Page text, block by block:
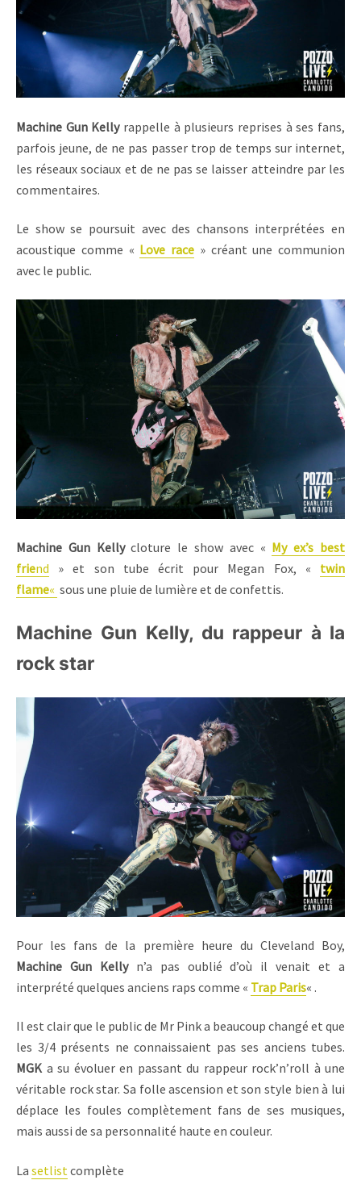
Machine Gun Kellyrappelle à plusieurs reprises à ses fans,
parfois jeune, de ne pas passer trop de temps sur internet,
les réseaux sociaux et de ne pas se laisser atteindre par les
commentaires.
Le show se poursuit avec des chansons interprétées en
acoustique comme « Love race » créant une communion
avec le public.
Machine Gun Kellycloture le show avec « My ex’s best
friend » et son tube écrit pour Megan Fox, « twin
flame« sous une pluie de lumière et de confettis.
Machine Gun Kelly, du rappeur à la
rock star
Pour les fans de la première heure du Cleveland Boy,
Machine Gun Kellyn’a pas oublié d’où il venait et a
interprété quelques anciens raps comme « Trap Paris« .
Il est clair que le public de Mr Pink a beaucoup changé et que
les 3/4 présents ne connaissaient pas ses anciens tubes.
MGKa su évoluer en passant du rappeur rock’n’roll à une
véritable rock star. Sa folle ascension et son style bien à lui
déplace les foules complètement fans de ses musiques,
mais aussi de sa personnalité haute en couleur.
La setlist complète